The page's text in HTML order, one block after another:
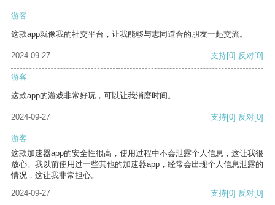
游客
这款app就像我的社交平台，让我能够与志同道合的朋友一起交流。
2024-09-27 支持[0] 反对[0]
游客
这款app的游戏非常好玩，可以让我消磨时间。
2024-09-27 支持[0] 反对[0]
游客
这款加速器app的安全性很高，使用过程中不会泄露个人信息，这让我很
放心。我以前使用过一些其他的加速器app，经常会出现个人信息泄露的
情况，这让我非常担心。
2024-09-27
支持[0] 反对[0]